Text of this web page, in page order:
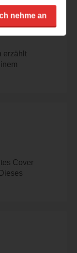
erzählt
Cover
nehme an